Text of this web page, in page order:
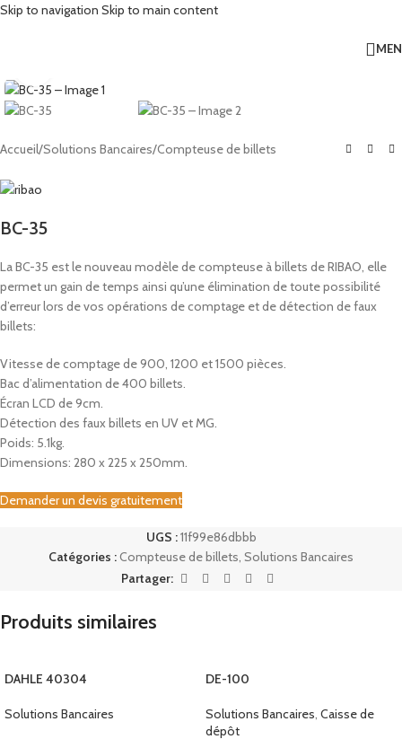
Skip to navigation Skip to main content
Accueil/Solutions Bancaires/Compteuse de billets
BC-35
La BC-35 est le nouveau modèle de compteuse à billets de RIBAO, elle
permet un gain de temps ainsi qu’une élimination de toute possibilité
d’erreur lors de vos opérations de comptage et de détection de faux
billets:
Vitesse de comptage de 900, 1200 et 1500 pièces.
Bac d’alimentation de 400 billets.
Écran LCD de 9cm.
Détection des faux billets en UV et MG.
Poids: 5.1kg.
Dimensions: 280 x 225 x 250mm.
Demander un devis gratuitement
UGS :11f99e86dbbb
Catégories :Compteuse de billets, Solutions Bancaires
Partager:
Produits similaires
DAHLE 40304
Solutions Bancaires
DE-100
Solutions Bancaires, Caisse de
dépôt